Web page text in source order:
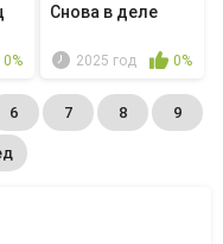
0%
Снова в деле
2025 год 0%
6 7 8 9